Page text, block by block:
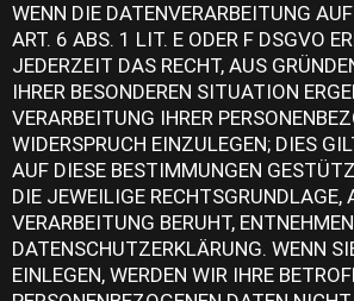
WENN DIE DATENVERARBEITUNG
ART. 6 ABS. 1 LIT. E ODER F DSGVO
JEDERZEIT DAS RECHT, AUS
IHRER BESONDEREN SITUATION
VERARBEITUNG IHRER
WIDERSPRUCH EINZULEGEN; DIES
AUF DIESE BESTIMMUNGEN
DIE JEWEILIGE RECHTSGRUNDLAGE,
VERARBEITUNG BERUHT,
DATENSCHUTZERKLÄRUNG. WENN
EINLEGEN, WERDEN WIR IHRE